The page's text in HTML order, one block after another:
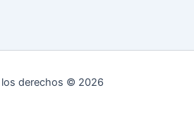
derechos © 2026